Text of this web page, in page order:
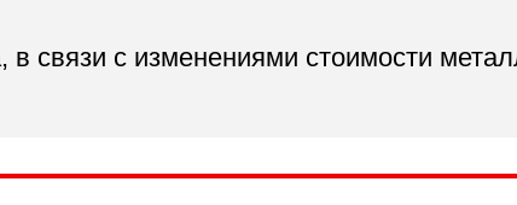
связи с изменениями стоимости